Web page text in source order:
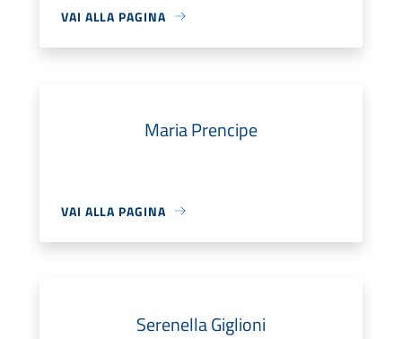
VAI ALLA PAGINA
Maria Prencipe
VAI ALLA PAGINA
Serenella Giglioni